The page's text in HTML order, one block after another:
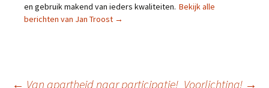
en gebruik makend van ieders kwaliteiten. Bekijk alle
berichten van Jan Troost →
← Van apartheid naar participatie! Voorlichting! →